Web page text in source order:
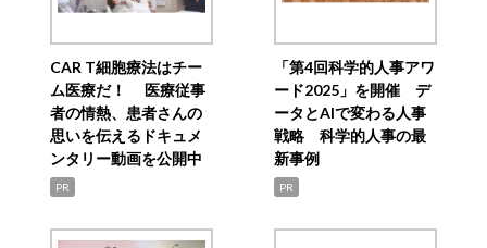
CAR T細胞療法はチー
ム医療だ！ 医療従事
者の情熱、患者さんの
思いを伝えるドキュメ
ンタリー動画を公開中
PR
「第4回科学的人事アワ
ード2025」を開催 デ
ータとAIで変わる人事
戦略 科学的人事の最
新事例
PR